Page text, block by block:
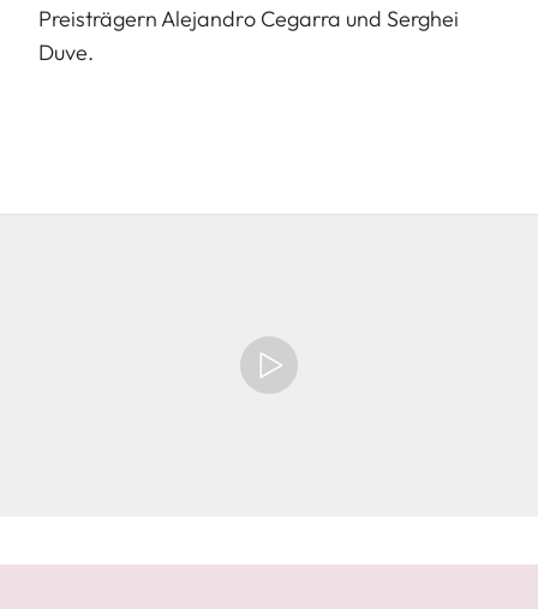
Preisträgern Alejandro Cegarra und Serghei
Duve.